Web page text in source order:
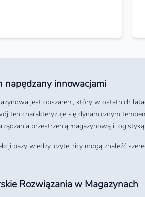
napędzany innowacjami
jest obszarem, który w ostatnich
ten charakteryzuje się dynamicznym
przestrzenią magazynową i logistyką.
bazy wiedzy, czytelnicy mogą znaleźć
Rozwiązania w Magazynach